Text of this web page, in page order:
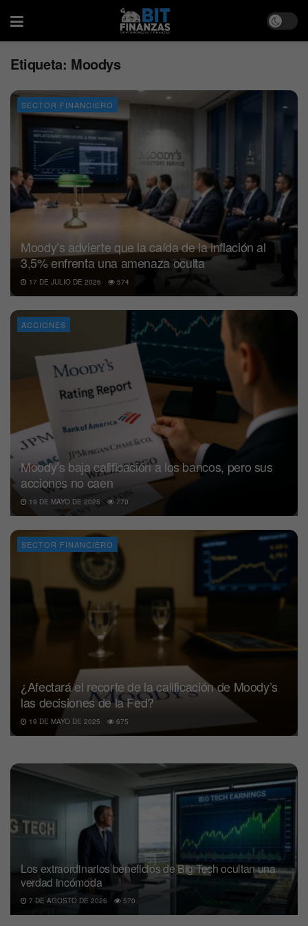
Etiqueta: Moodys
SECTOR FINANCIERO
Moody’s advierte que la caída de la inflación al
3,5% enfrenta una amenaza oculta
17 DE JULIO DE 2026 574
ACCIONES
Moody’s baja calificación a los bancos, pero sus
acciones no caen
19 DE MAYO DE 2025 770
SECTOR FINANCIERO
¿Afectará el recorte de la calificación de Moody’s
las decisiones de la Fed?
19 DE MAYO DE 2025 675
Los extraordinarios beneficios de Big Tech ocultan una
verdad incómoda
7 DE AGOSTO DE 2026 570